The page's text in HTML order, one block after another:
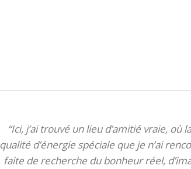
“Ici, j’ai trouvé un lieu d’amitié vraie,
qualité d’énergie spéciale que je n’ai
faite de recherche du bonheur réel,